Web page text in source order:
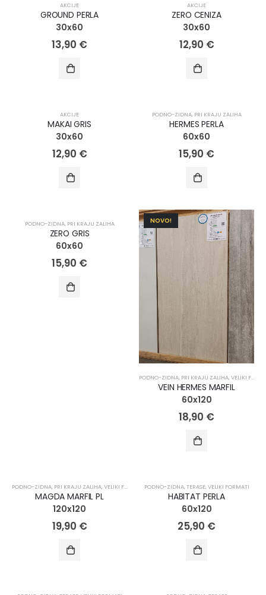
AKCIJE
GROUND PERLA
30x60
13,90 €
AKCIJE
ZERO CENIZA
30x60
12,90 €
AKCIJE
MAKAI GRIS
30x60
12,90 €
NOVO!
PODNO-ZIDNA, PRI KRAJU ZALIHA
HERMES PERLA
60x60
15,90 €
NOVO!
PODNO-ZIDNA, PRI KRAJU ZALIHA
ZERO GRIS
60x60
15,90 €
NOVO!
PODNO-ZIDNA PRI KRAJU ZALIHA VELIKI FORMATI
VEIN HERMES MARFIL
60x120
18,90 €
NOVO!
PODNO-ZIDNA PRI KRAJU ZALIHA VELIKI FORMATI
MAGDA MARFIL PL
120x120
19,90 €
NOVO!
PODNO-ZIDNA, TERASE, VELIKI FORMATI
HABITAT PERLA
60x120
25,90 €
NOVO! NOVO!